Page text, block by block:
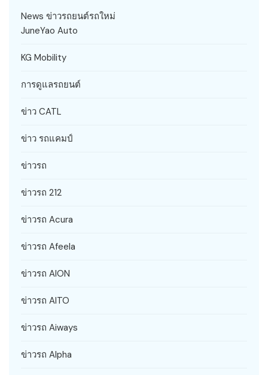
News ข่าวรถยนต์รถใหม่
JuneYao Auto
KG Mobility
การดูแลรถยนต์
ข่าว CATL
ข่าว รถแคมป์
ข่าวรถ
ข่าวรถ 212
ข่าวรถ Acura
ข่าวรถ Afeela
ข่าวรถ AION
ข่าวรถ AITO
ข่าวรถ Aiways
ข่าวรถ Alpha